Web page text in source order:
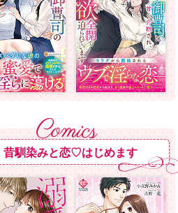
昔馴染みと恋♡はじめます